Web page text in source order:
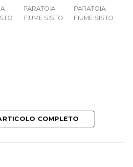
PARATOIA
FIUME SISTO
PARATOIA
FIUME SISTO
questa mattina dal
Sud Ovest la nuova paratoia
COMPLETO